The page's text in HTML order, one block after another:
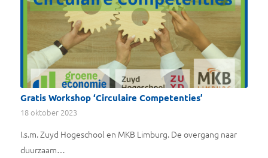
Gratis Workshop ‘Circulaire Competenties’
18 oktober 2023
I.s.m. Zuyd Hogeschool en MKB Limburg. De overgang naar
duurzaam…